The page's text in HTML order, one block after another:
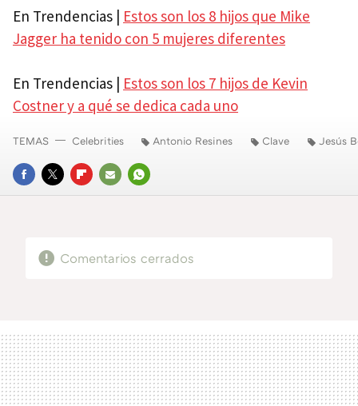
En Trendencias | Estos son los 8 hijos que Mike
Jagger ha tenido con 5 mujeres diferentes
En Trendencias | Estos son los 7 hijos de Kevin
Costner y a qué se dedica cada uno
FACEBOOK
TWITTERFLIPBOARD
E-
WHATSAPP
TEMAS Celebrities Antonio Resines Clave Jesús
Comentarios cerrados